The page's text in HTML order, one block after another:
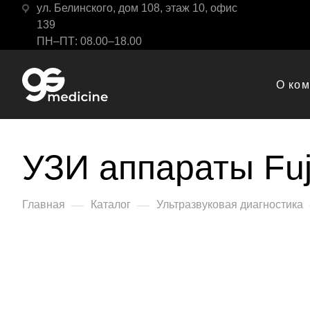
ул. Белинского, дом 108, этаж 10, офис
139
ПН–ПТ: 08.00–18.00
О
УЗИ аппараты
Главная — Каталог — Ультразвуковая диагностика